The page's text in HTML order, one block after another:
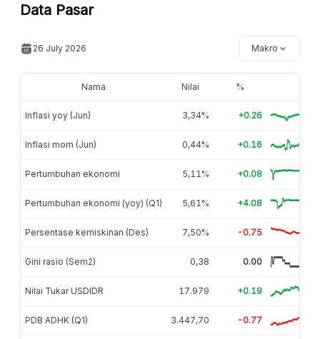
Data Pasar
26 July 2026 Makro
Nama Nilai %
Inflasi yoy (Jun) 3,34% +0.26
Inflasi mom (Jun) 0,44% +0.16
Pertumbuhan ekonomi 5,11% +0.08
Pertumbuhan ekonomi (yoy) (Q1) 5,61% +4.08
Persentase kemiskinan (Des) 7,50% -0.75
Gini rasio (Sem2) 0,38 0.00
Nilai Tukar USDIDR 17.979 +0.19
PDB ADHK (Q1) 3.447,70 -0.77